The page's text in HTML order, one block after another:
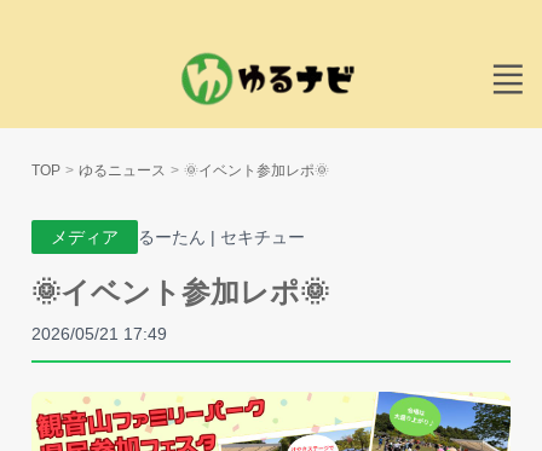
TOP ゆるニュース 🌞イベント参加レポ🌞
メディア るーたん | セキチュー
🌞イベント参加レポ🌞
2026/05/21 17:49